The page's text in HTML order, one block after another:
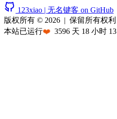
123xiao | 无名键客 on GitHub
版权所有 © 2026 | 保留所有权利
本站已运行❤️ 3596 天 18 小时 13